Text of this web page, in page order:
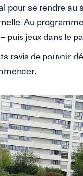
pour se rendre
Au
puis jeux dans le
ravis de pouvoir